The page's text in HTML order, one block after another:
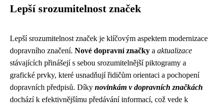
Lepší srozumitelnost značek
Lepší srozumitelnost značek je klíčovým aspektem modernizace
dopravního značení. Nové dopravní značky a aktualizace
stávajících přinášejí s sebou srozumitelnější piktogramy a
grafické prvky, které usnadňují řidičům orientaci a pochopení
dopravních předpisů. Díky novinkám v dopravních značkách
dochází k efektivnějšímu předávání informací, což vede k